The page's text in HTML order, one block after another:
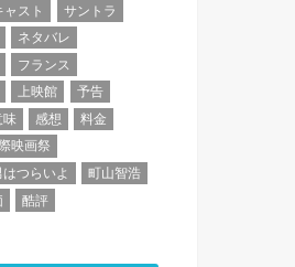
ャスト
サントラ
ネタバレ
フランス
上映館
予告
味 感想
料金
映画祭
はつらいよ
町山智浩
酷評